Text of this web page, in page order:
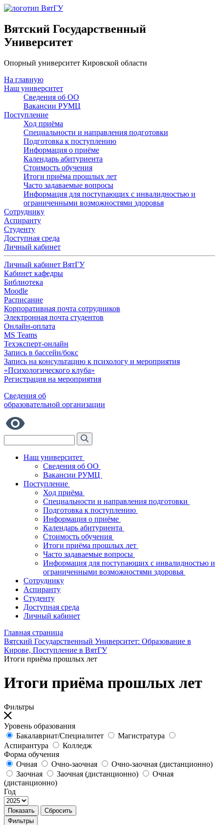
Вятский Государственный
Университет
Опорный университет Кировской области
На главную
Наш университет
Сведения об ОО
Вакансии РУМЦ
Поступление
Ход приёма
Специальности и направления подготовки
Подготовка к поступлению
Информация о приёме
Календарь абитуриента
Стоимость обучения
Итоги приёма прошлых лет
Часто задаваемые вопросы
Информация для поступающих с инвалидностью и
ограниченными возможностями здоровья
Сотруднику
Аспиранту
Студенту
Доступная среда
Личный кабинет
Личный кабинет ВятГУ
Кабинет кафедры
Библиотека
Moodle
Расписание
Корпоративная почта сотрудников
Электронная почта студентов
Онлайн-оплата
MS Teams
Техэксперт-онлайн
Запись в бассейн/бокс
Запись на консультацию к психологу и мероприятия
«Психологического клуба»
Регистрация на мероприятия
Сведения об
образовательной организации
Наш университет
Сведения об ОО
Вакансии РУМЦ
Поступление
Ход приёма
Специальности и направления подготовки
Подготовка к поступлению
Информация о приёме
Календарь абитуриента
Стоимость обучения
Итоги приёма прошлых лет
Часто задаваемые вопросы
Информация для поступающих с инвалидностью и
ограниченными возможностями здоровья
Сотруднику
Аспиранту
Студенту
Доступная среда
Личный кабинет
Главная страница
Вятский Государственный Университет: Образование в
Кирове, Поступление в ВятГУ
Итоги приёма прошлых лет
Итоги приёма прошлых лет
Фильтры
Уровень образования
Бакалавриат/Специалитет
Магистратура
Аспирантура
Колледж
Форма обучения
Очная
Очно-заочная
Очно-заочная (дистанционно)
Заочная
Заочная (дистанционно)
Очная
(дистанционно)
Год
Показать
Сбросить
Фильтры